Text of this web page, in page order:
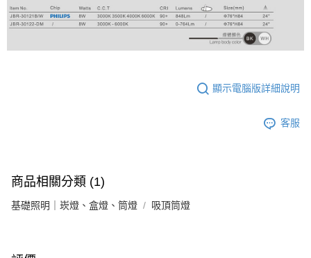
顯示電腦版詳細說明
客服
商品相關分類 (1)
基礎照明｜崁燈、盒燈、筒燈 吸頂筒燈